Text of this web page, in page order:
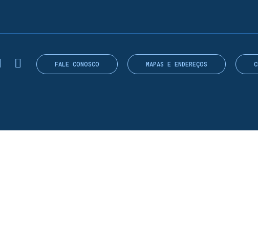
FALE CONOSCO MAPAS E ENDEREÇOS